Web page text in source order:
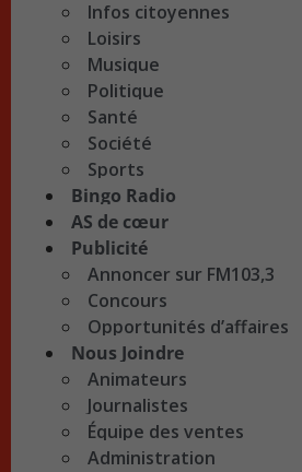
Infos citoyennes
Loisirs
Musique
Politique
Santé
Société
Sports
Bingo Radio
AS de cœur
Publicité
Annoncer sur FM103,3
Concours
Opportunités d’affaires
Nous Joindre
Animateurs
Journalistes
Équipe des ventes
Administration